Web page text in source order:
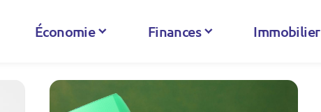
Économie Finances Immobilier